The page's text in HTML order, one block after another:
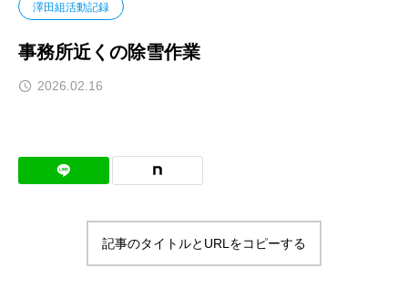
澤田組活動記録
事務所近くの除雪作業
2026.02.16
記事のタイトルとURLをコピーする